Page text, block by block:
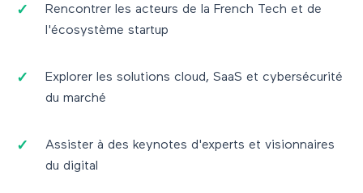
Rencontrer les acteurs de la French Tech et de
l'écosystème startup
Explorer les solutions cloud, SaaS et cybersécurité
du marché
Assister à des keynotes d'experts et visionnaires
du digital